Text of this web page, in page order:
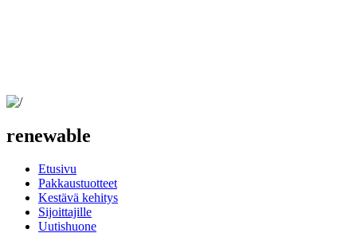
renewable
Etusivu
Pakkaustuotteet
Kestävä kehitys
Sijoittajille
Uutishuone